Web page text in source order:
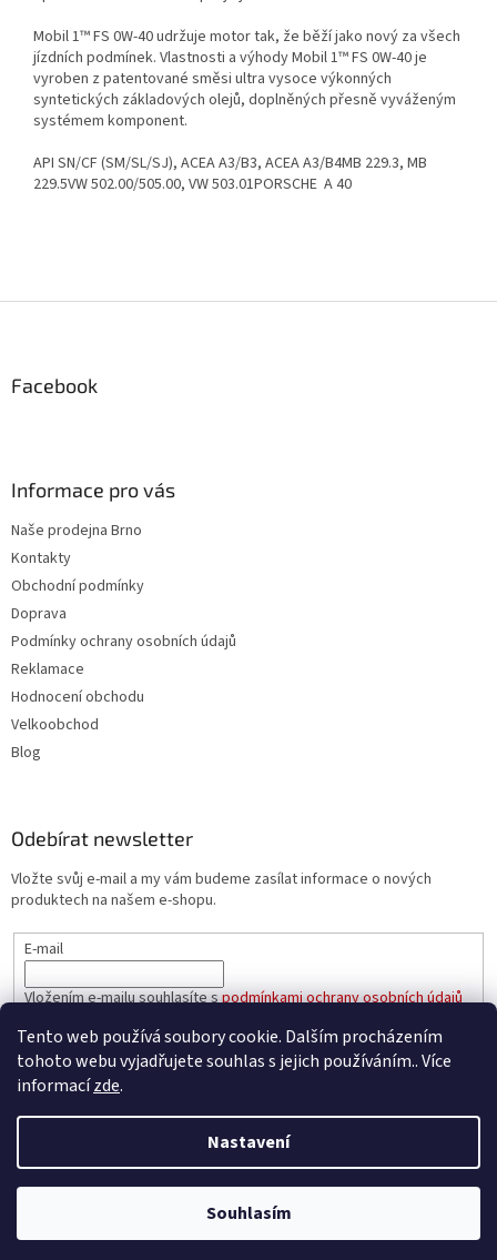
Tento web používá soubory cookie. Dalším procházením
tohoto webu vyjadřujete souhlas s jejich používáním.. Více
informacízde.
Nastavení
Souhlasím
Mobil 1™ FS 0W-40 udržuje motor tak, že běží jako nový za všech
jízdních podmínek. Vlastnosti a výhody Mobil 1™ FS 0W-40 je
vyroben z patentované směsi ultra vysoce výkonných
syntetických základových olejů, doplněných přesně vyváženým
systémem komponent.
API SN/CF (SM/SL/SJ), ACEA A3/B3, ACEA A3/B4MB 229.3, MB
229.5VW 502.00/505.00, VW 503.01PORSCHE A 40
Facebook
Informace pro vás
Naše prodejna Brno
Kontakty
Obchodní podmínky
Doprava
Podmínky ochrany osobních údajů
Reklamace
Hodnocení obchodu
Velkoobchod
Blog
Odebírat newsletter
Vložte svůj e-mail a my vám budeme zasílat informace o nových
produktech na našem e-shopu.
E-mail
Vložením e-mailu souhlasíte spodmínkami ochrany osobních údajů
PŘIHLÁSIT SE
Vytvořil Shoptet
e-oleje.cz. Všechna práva vyhrazena.